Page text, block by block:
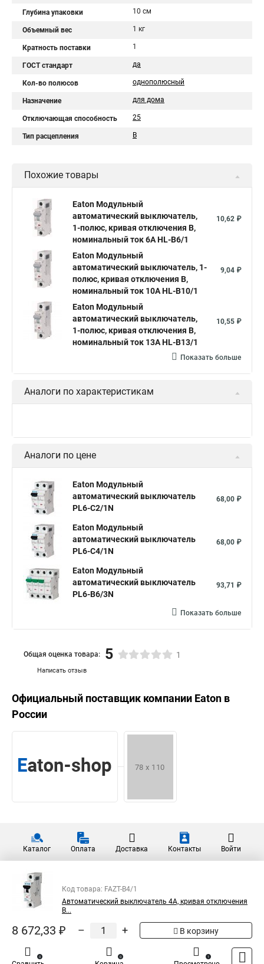
Глубина упаковки 10 см
Объемный вес 1 кг
Кратность поставки 1
ГОСТ стандарт да
Кол-во полюсов однополюсный
Назначение для дома
Отключающая способность 25
Тип расцепления B
Похожие товары
Eaton Модульный
автоматический выключатель,
1-полюс, кривая отключения B,
номинальный ток 6А HL-B6/1
10,62 ₽
Eaton Модульный
автоматический выключатель, 1-
полюс, кривая отключения B,
номинальный ток 10А HL-B10/1
9,04 ₽
Eaton Модульный
автоматический выключатель,
1-полюс, кривая отключения B,
номинальный ток 13А HL-B13/1
10,55 ₽
Показать больше
Аналоги по характеристикам
Аналоги по цене
Eaton Модульный
автоматический выключатель
PL6-C2/1N
68,00 ₽
Eaton Модульный
автоматический выключатель
PL6-C4/1N
68,00 ₽
Eaton Модульный
автоматический выключатель
PL6-B6/3N
93,71 ₽
Показать больше
Написать отзыв
Общая оценка товара: 5 1
Официальный поставщик компании Eaton в
России
Каталог Оплата Доставка Контакты Войти
Код товара: FAZT-B4/1
Автоматический выключатель 4А, кривая отключения
В...
8 672,33 ₽ – + В корзину
0 0 1